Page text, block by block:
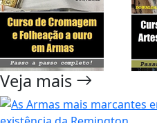
Veja mais